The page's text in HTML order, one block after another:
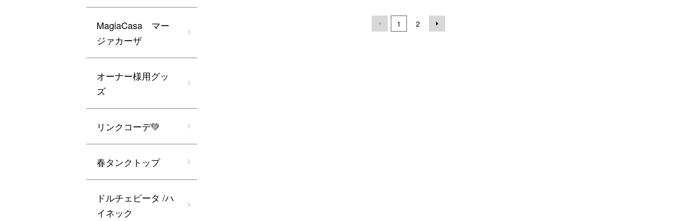
1 2
MagiaCasa マー
ジァカーザ
オーナー様用グッ
ズ
リンクコーデ💚
春タンクトップ
ドルチェビータ /ハ
イネック